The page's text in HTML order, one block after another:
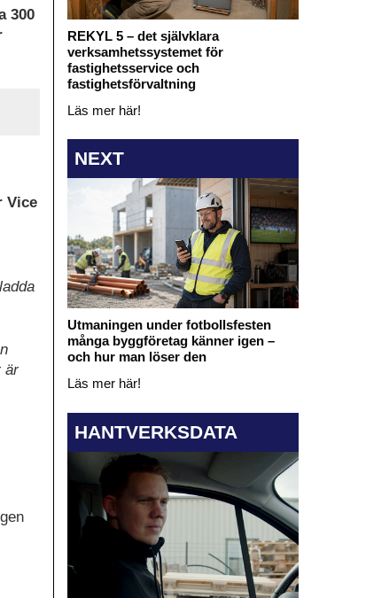
300
Vice
är
REKYL 5 – det självklara
verksamhetssystemet för
fastighetsservice och
fastighetsförvaltning
Läs mer här!
NEXT
Utmaningen under fotbollsfesten
många byggföretag känner igen –
och hur man löser den
Läs mer här!
HANTVERKSDATA